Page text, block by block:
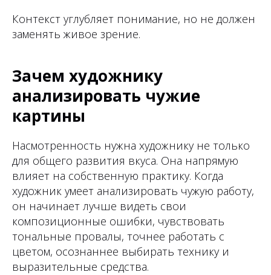
Контекст углубляет понимание, но не должен
заменять живое зрение.
Зачем художнику
анализировать чужие
картины
Насмотренность нужна художнику не только
для общего развития вкуса. Она напрямую
влияет на собственную практику. Когда
художник умеет анализировать чужую работу,
он начинает лучше видеть свои
композиционные ошибки, чувствовать
тональные провалы, точнее работать с
цветом, осознаннее выбирать технику и
выразительные средства.